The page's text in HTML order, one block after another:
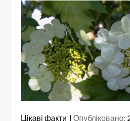
Цікаві факти Опубліковано: